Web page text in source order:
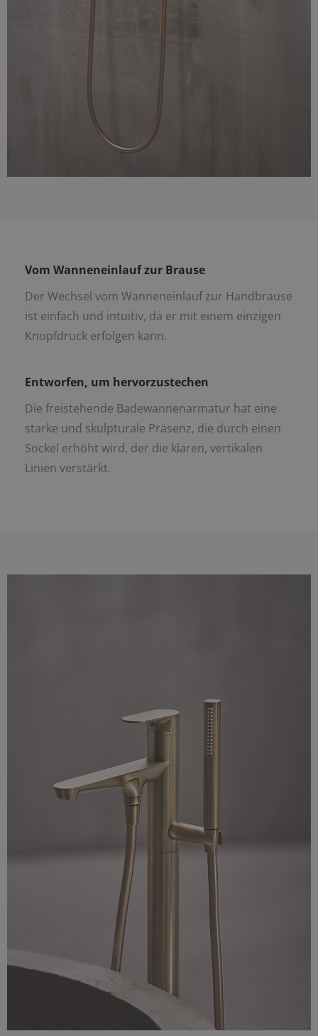
Vom Wanneneinlauf zur Brause
Der Wechsel vom Wanneneinlauf zur Handbrause
ist einfach und intuitiv, da er mit einem einzigen
Knopfdruck erfolgen kann.
Entworfen, um hervorzustechen
Die freistehende Badewannenarmatur hat eine
starke und skulpturale Präsenz, die durch einen
Sockel erhöht wird, der die klaren, vertikalen
Linien verstärkt.